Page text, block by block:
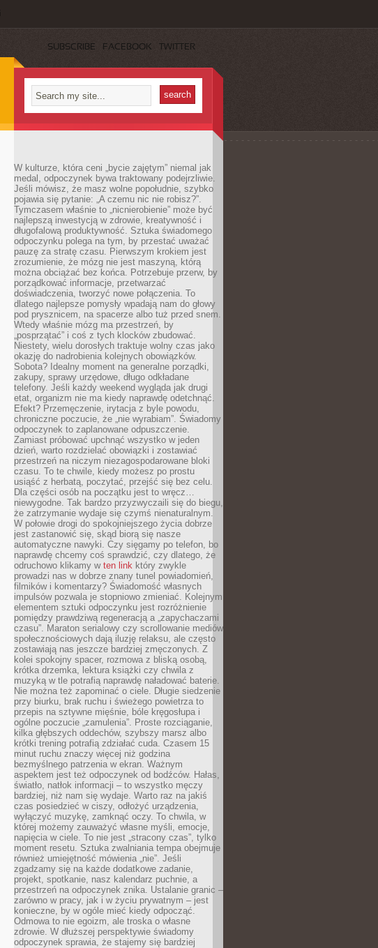
SUBSCRIBE FACEBOOK TWITTER
W kulturze, która ceni „bycie zajętym” niemal jak
medal, odpoczynek bywa traktowany podejrzliwie.
Jeśli mówisz, że masz wolne popołudnie, szybko
pojawia się pytanie: „A czemu nic nie robisz?”.
Tymczasem właśnie to „nicnierobienie” może być
najlepszą inwestycją w zdrowie, kreatywność i
długofalową produktywność. Sztuka świadomego
odpoczynku polega na tym, by przestać uważać
pauzę za stratę czasu. Pierwszym krokiem jest
zrozumienie, że mózg nie jest maszyną, którą
można obciążać bez końca. Potrzebuje przerw, by
porządkować informacje, przetwarzać
doświadczenia, tworzyć nowe połączenia. To
dlatego najlepsze pomysły wpadają nam do głowy
pod prysznicem, na spacerze albo tuż przed snem.
Wtedy właśnie mózg ma przestrzeń, by
„posprzątać” i coś z tych klocków zbudować.
Niestety, wielu dorosłych traktuje wolny czas jako
okazję do nadrobienia kolejnych obowiązków.
Sobota? Idealny moment na generalne porządki,
zakupy, sprawy urzędowe, długo odkładane
telefony. Jeśli każdy weekend wygląda jak drugi
etat, organizm nie ma kiedy naprawdę odetchnąć.
Efekt? Przemęczenie, irytacja z byle powodu,
chroniczne poczucie, że „nie wyrabiam”. Świadomy
odpoczynek to zaplanowane odpuszczenie.
Zamiast próbować upchnąć wszystko w jeden
dzień, warto rozdzielać obowiązki i zostawiać
przestrzeń na niczym niezagospodarowane bloki
czasu. To te chwile, kiedy możesz po prostu
usiąść z herbatą, poczytać, przejść się bez celu.
Dla części osób na początku jest to wręcz…
niewygodne. Tak bardzo przyzwyczaili się do biegu,
że zatrzymanie wydaje się czymś nienaturalnym.
W połowie drogi do spokojniejszego życia dobrze
jest zastanowić się, skąd biorą się nasze
automatyczne nawyki. Czy sięgamy po telefon, bo
naprawdę chcemy coś sprawdzić, czy dlatego, że
odruchowo klikamy w ten link który zwykle
prowadzi nas w dobrze znany tunel powiadomień,
filmików i komentarzy? Świadomość własnych
impulsów pozwala je stopniowo zmieniać. Kolejnym
elementem sztuki odpoczynku jest rozróżnienie
pomiędzy prawdziwą regeneracją a „zapychaczami
czasu”. Maraton serialowy czy scrollowanie mediów
społecznościowych dają iluzję relaksu, ale często
zostawiają nas jeszcze bardziej zmęczonych. Z
kolei spokojny spacer, rozmowa z bliską osobą,
krótka drzemka, lektura książki czy chwila z
muzyką w tle potrafią naprawdę naładować baterie.
Nie można też zapominać o ciele. Długie siedzenie
przy biurku, brak ruchu i świeżego powietrza to
przepis na sztywne mięśnie, bóle kręgosłupa i
ogólne poczucie „zamulenia”. Proste rozciąganie,
kilka głębszych oddechów, szybszy marsz albo
krótki trening potrafią zdziałać cuda. Czasem 15
minut ruchu znaczy więcej niż godzina
bezmyślnego patrzenia w ekran. Ważnym
aspektem jest też odpoczynek od bodźców. Hałas,
światło, natłok informacji – to wszystko męczy
bardziej, niż nam się wydaje. Warto raz na jakiś
czas posiedzieć w ciszy, odłożyć urządzenia,
wyłączyć muzykę, zamknąć oczy. To chwila, w
której możemy zauważyć własne myśli, emocje,
napięcia w ciele. To nie jest „stracony czas”, tylko
moment resetu. Sztuka zwalniania tempa obejmuje
również umiejętność mówienia „nie”. Jeśli
zgadzamy się na każde dodatkowe zadanie,
projekt, spotkanie, nasz kalendarz puchnie, a
przestrzeń na odpoczynek znika. Ustalanie granic –
zarówno w pracy, jak i w życiu prywatnym – jest
konieczne, by w ogóle mieć kiedy odpocząć.
Odmowa to nie egoizm, ale troska o własne
zdrowie. W dłuższej perspektywie świadomy
odpoczynek sprawia, że stajemy się bardziej